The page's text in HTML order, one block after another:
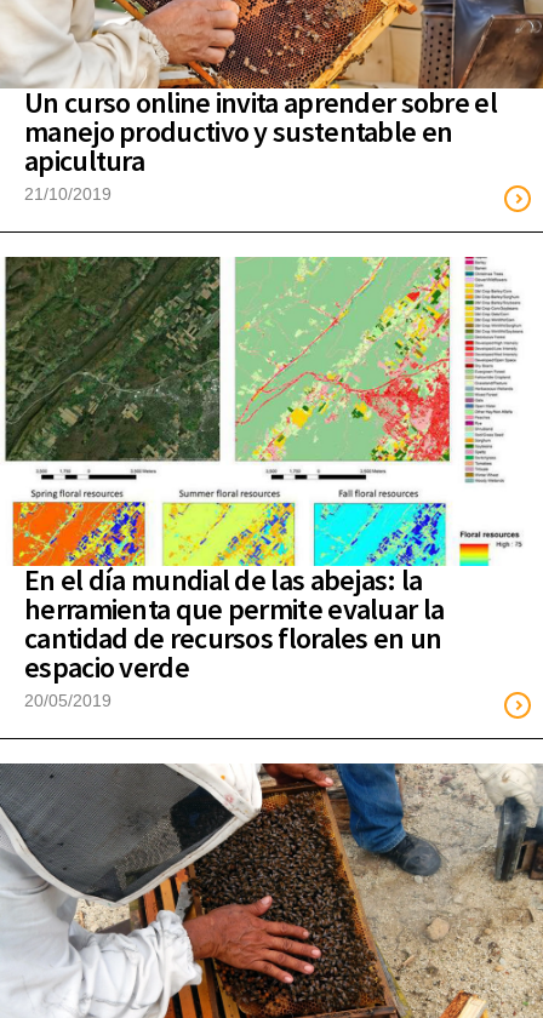
Un curso online invita aprender sobre el
manejo productivo y sustentable en
apicultura
21/10/2019
En el día mundial de las abejas: la
herramienta que permite evaluar la
cantidad de recursos florales en un
espacio verde
20/05/2019